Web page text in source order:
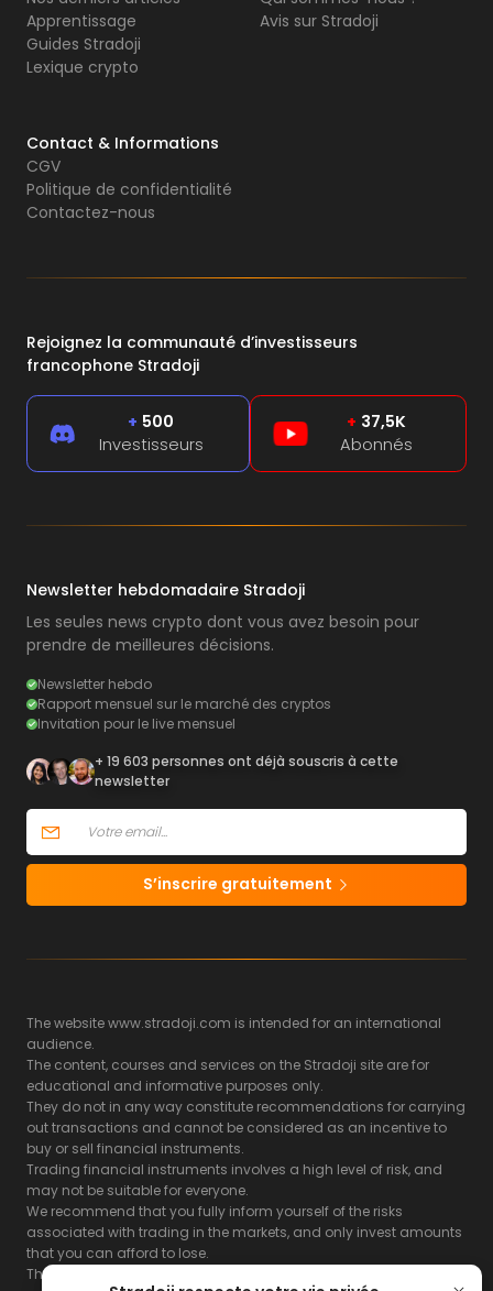
Apprentissage
Guides Stradoji
Lexique crypto
Avis sur Stradoji
Contact & Informations
CGV
Politique de confidentialité
Contactez-nous
Rejoignez la communauté d’investisseurs
francophone Stradoji
+ 500
Investisseurs
+ 37,5K
Abonnés
Newsletter hebdomadaire Stradoji
Les seules news crypto dont vous avez besoin pour
prendre de meilleures décisions.
Newsletter hebdo
Rapport mensuel sur le marché des cryptos
Invitation pour le live mensuel
+ 19 603 personnes ont déjà souscris à cette
newsletter
S’inscrire gratuitement
The website www.stradoji.com is intended for an international
audience.
The content, courses and services on the Stradoji site are for
educational and informative purposes only.
They do not in any way constitute recommendations for carrying
out transactions and cannot be considered as an incentive to
buy or sell financial instruments.
Trading financial instruments involves a high level of risk, and
may not be suitable for everyone.
We recommend that you fully inform yourself of the risks
associated with trading in the markets, and only invest amounts
that you can afford to lose.
The Stradoji site does not guarantee the results or the